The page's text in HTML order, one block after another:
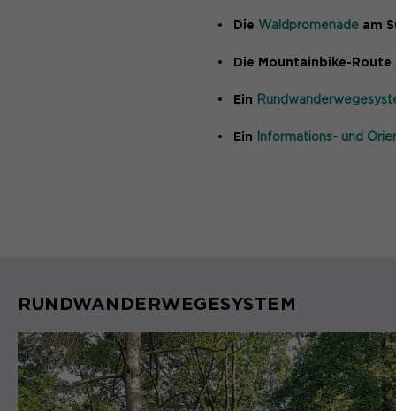
Die Waldpromenade am
Die Mountainbike-Route
Ein
Ein Informations- und
RUNDWANDERWEGESYSTEM